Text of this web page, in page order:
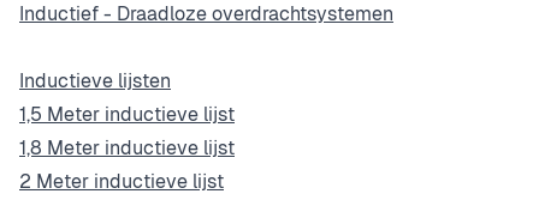
Inductief - Draadloze overdrachtsystemen
Inductieve lijsten
1,5 Meter inductieve lijst
1,8 Meter inductieve lijst
2 Meter inductieve lijst